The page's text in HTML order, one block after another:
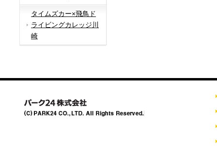
タイムズカー×飛鳥ド
ライビングカレッジ川
崎